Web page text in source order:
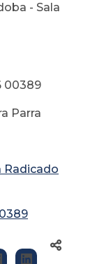
- Sala
00389
Parra
Radicado